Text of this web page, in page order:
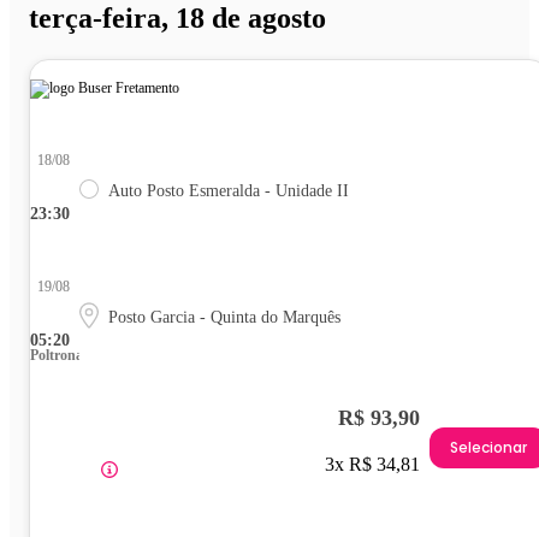
terça-feira, 18 de agosto
23:30
18/08
Auto Posto Esmeralda - Unidade II
05:20
19/08
Posto Garcia - Quinta do Marquês
Poltrona
R$ 93,90
3x R$ 34,81
Selecionar